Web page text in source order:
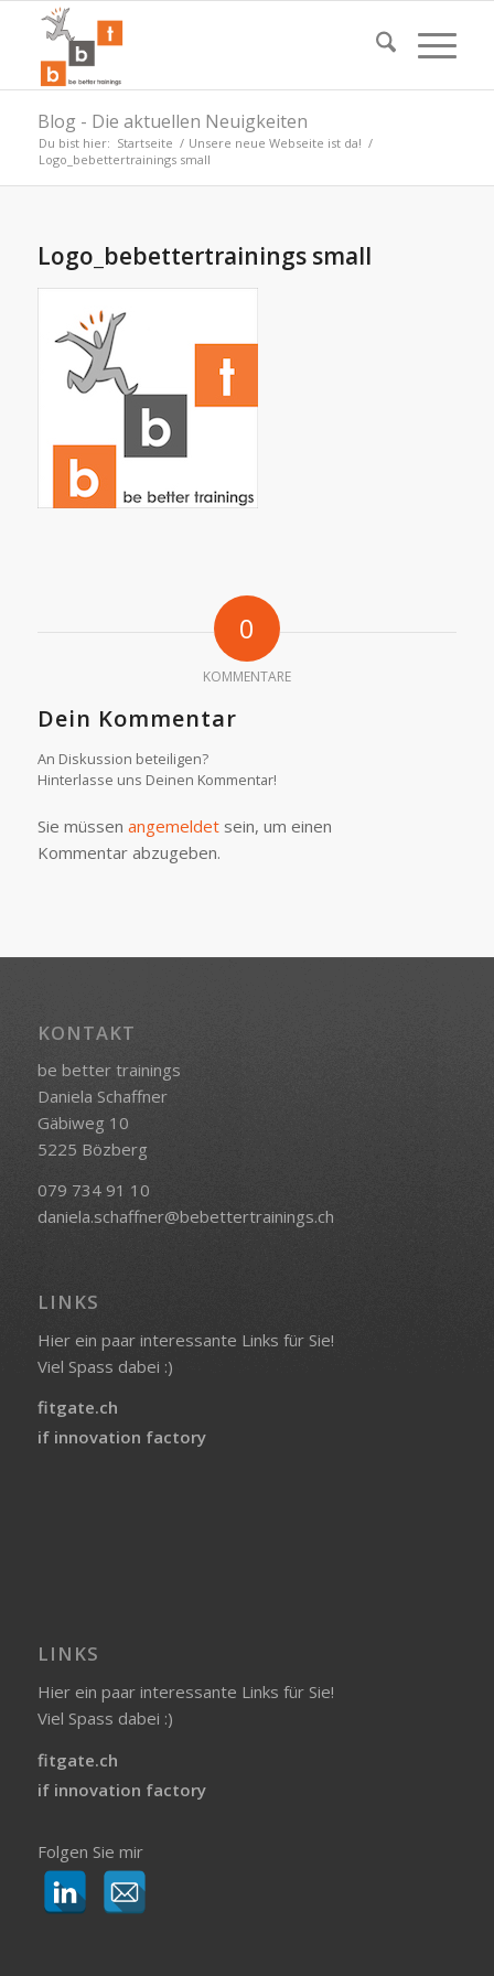
Blog - Die aktuellen Neuigkeiten
Du bist hier: Startseite / Unsere neue Webseite ist da! /
Logo_bebettertrainings small
Logo_bebettertrainings small
0
KOMMENTARE
Dein Kommentar
An Diskussion beteiligen?
Hinterlasse uns Deinen Kommentar!
Sie müssen angemeldetsein, um einen
Kommentar abzugeben.
KONTAKT
be better trainings
Daniela Schaffner
Gäbiweg 10
5225 Bözberg
079 734 91 10
daniela.schaffner@bebettertrainings.ch
LINKS
Hier ein paar interessante Links für Sie!
Viel Spass dabei :)
fitgate.ch
if innovation factory
LINKS
Hier ein paar interessante Links für Sie!
Viel Spass dabei :)
fitgate.ch
if innovation factory
Folgen Sie mir